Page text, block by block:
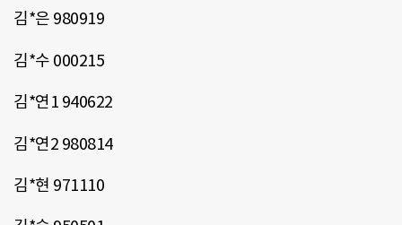
김*은 980919
김*수 000215
김*연1 940622
김*연2 980814
김*현 971110